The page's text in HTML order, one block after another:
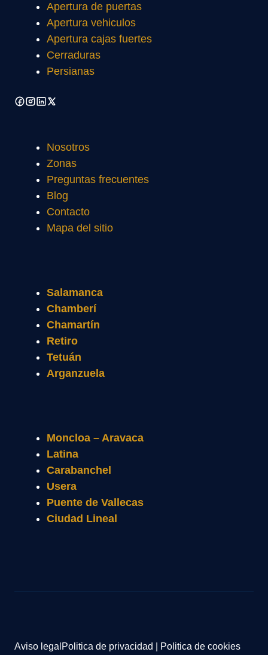
Apertura de puertas
Apertura vehiculos
Apertura cajas fuertes
Cerraduras
Persianas
Nosotros
Zonas
Preguntas frecuentes
Blog
Contacto
Mapa del sitio
Salamanca
Chamberí
Chamartín
Retiro
Tetuán
Arganzuela
Moncloa – Aravaca
Latina
Carabanchel
Usera
Puente de Vallecas
Ciudad Lineal
Aviso legal Politica de privacidad Politica de cookies